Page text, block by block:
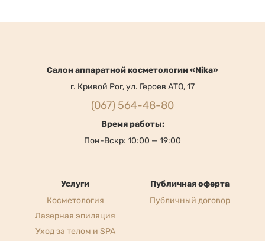
Cалон аппаратной косметологии «Nika»
г. Кривой Рог, ул. Героев АТО, 17
(067) 564-48-80
Время работы:
Пон-Вскр: 10:00 — 19:00
Услуги
Косметология
Лазерная эпиляция
Уход за телом и SPA
Публичная оферта
Публичный договор